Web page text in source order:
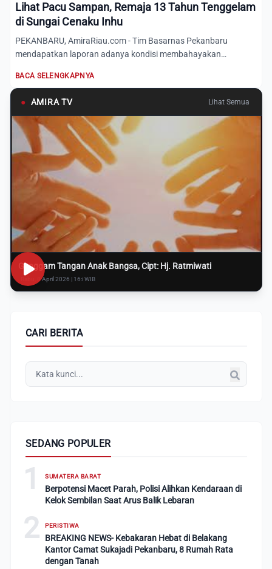
Lihat Pacu Sampan, Remaja 13 Tahun Tenggelam
di Sungai Cenaku Inhu
PEKANBARU, AmiraRiau.com - Tim Basarnas Pekanbaru
mendapatkan laporan adanya kondisi membahayakan
BACA SELENGKAPNYA
● AMIRA TV Lihat Semua
Genggam Tangan Anak Bangsa, Cipt: Hj. Ratmiwati
Rabu, 8 April 2026 | 16:i WIB
CARI BERITA
SEDANG POPULER
1 SUMATERA BARAT
Berpotensi Macet Parah, Polisi Alihkan Kendaraan di
Kelok Sembilan Saat Arus Balik Lebaran
2 PERISTIWA
BREAKING NEWS- Kebakaran Hebat di Belakang
Kantor Camat Sukajadi Pekanbaru, 8 Rumah Rata
dengan Tanah